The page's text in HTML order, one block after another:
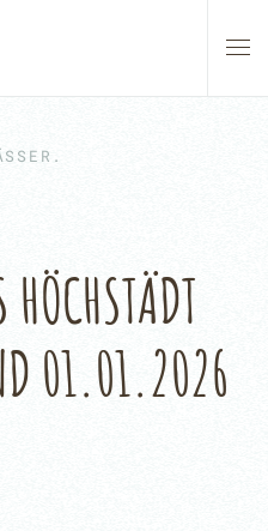
.
01.01.2026